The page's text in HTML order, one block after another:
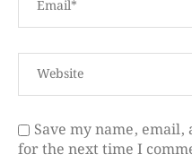
Save my name,
for the next time I